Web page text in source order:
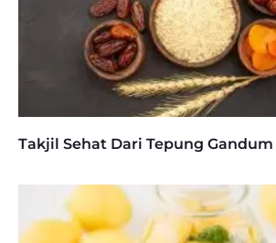
Takjil Sehat Dari Tepung Gandum